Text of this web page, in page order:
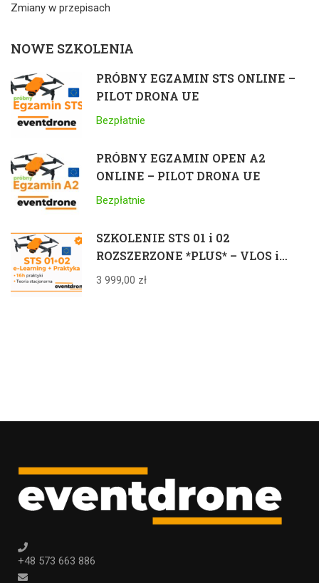
Zmiany w przepisach
NOWE SZKOLENIA
PRÓBNY EGZAMIN STS ONLINE –
PILOT DRONA UE
Bezpłatnie
PRÓBNY EGZAMIN OPEN A2
ONLINE – PILOT DRONA UE
Bezpłatnie
SZKOLENIE STS 01 i 02
ROZSZERZONE *PLUS* – VLOS i
BVLOS 25kg – ELEARNING +
3 999,00 zł
+48 573 663 886